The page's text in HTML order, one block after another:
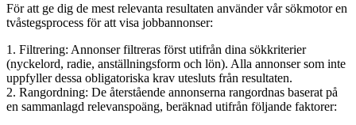
För att ge dig de mest relevanta resultaten använder vår sökmotor en
tvåstegsprocess för att visa jobbannonser:
1. Filtrering: Annonser filtreras först utifrån dina sökkriterier
(nyckelord, radie, anställningsform och lön). Alla annonser som inte
uppfyller dessa obligatoriska krav utesluts från resultaten.
2. Rangordning: De återstående annonserna rangordnas baserat på
en sammanlagd relevanspoäng, beräknad utifrån följande faktorer: